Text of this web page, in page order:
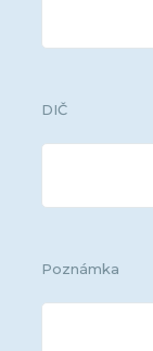
DIČ
Poznámka